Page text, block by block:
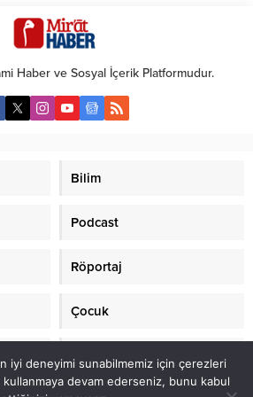
testi
81
veya
ve
konulardan biri, idam cezalarının
nasıl ve ne şekilde uygulandığıdır.
Ancak genellikle yanlış bilinen
birçok husus, bu önemli konunun
gerçeğini gölgede bırakmaktadır.
İdam Kararları Sadece
Haber ve Sosyal İçerik Platformudur.
Bilim
Podcast
Röportaj
Çocuk
Makaleler
iyi deneyimi sunabilmemiz için çerezleri
kullanmaya devam ederseniz, bunu kabul